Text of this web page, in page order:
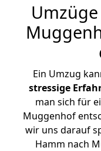
Ein Umzug
stressige
man sich für
Muggenhof
wir uns darauf
Hamm nach